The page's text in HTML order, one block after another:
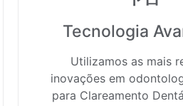
Tecnologia
Utilizamos as mais
inovações em
para Clareamento